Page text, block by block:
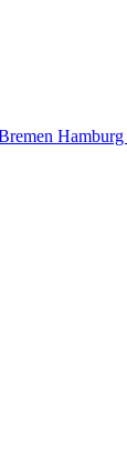
Hamburg